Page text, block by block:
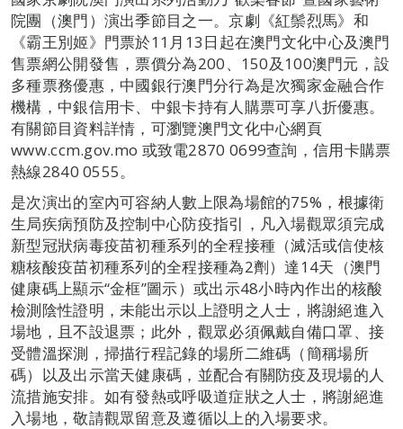
院團（澳門）演出季節目之一。京劇《紅鬃烈馬》和
《霸王別姬》門票於11月13日起在澳門文化中心及澳門
售票網公開發售，票價分為200、150及100澳門元，設
多種票務優惠，中國銀行澳門分行為是次獨家金融合作
機構，中銀信用卡、中銀卡持有人購票可享八折優惠。
有關節目資料詳情，可瀏覽澳門文化中心網頁
www.ccm.gov.mo 或致電2870 0699查詢，信用卡購票
熱線2840 0555。
是次演出的室內可容納人數上限為場館的75%，根據衛
生局疾病預防及控制中心防疫指引，凡入場觀眾須完成
新型冠狀病毒疫苗初種系列的全程接種（滅活或信使核
糖核酸疫苗初種系列的全程接種為2劑）達14天（澳門
健康碼上顯示“金框”圖示）或出示48小時內作出的核酸
檢測陰性證明，未能出示以上證明之人士，將謝絕進入
場地，且不設退票；此外，觀眾必須佩戴自備口罩、接
受體溫探測，掃描行程記錄的場所二維碼（簡稱場所
碼）以及出示當天健康碼，並配合有關防疫及現場的人
流措施安排。如有發熱或呼吸道症狀之人士，將謝絕進
入場地，敬請觀眾留意及遵循以上的入場要求。